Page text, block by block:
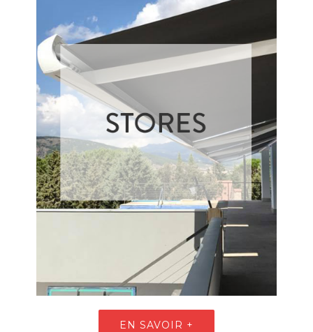
EN SAVOIR +